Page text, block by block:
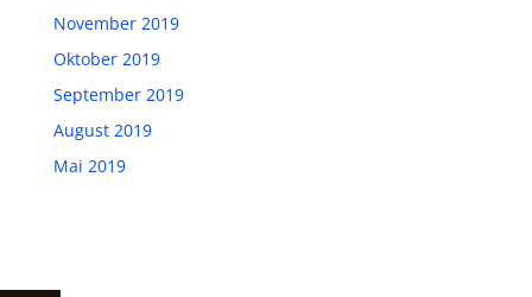
November 2019
Oktober 2019
September 2019
August 2019
Mai 2019